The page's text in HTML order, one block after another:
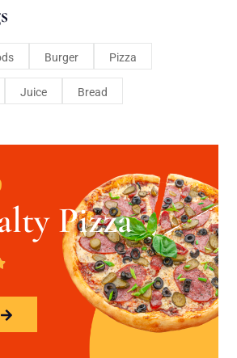
Burger Pizza
Juice Bread
Pizza